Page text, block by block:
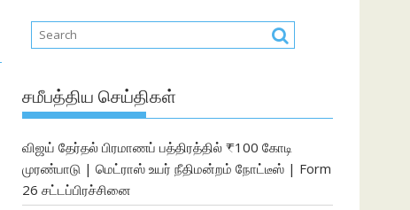
சமீபத்திய செய்திகள்
விஜய் தேர்தல் பிரமாணப் பத்திரத்தில் ₹100 கோடி
முரண்பாடு | மெட்ராஸ் உயர் நீதிமன்றம் நோட்டீஸ் | Form
26 சட்டப்பிரச்சினை